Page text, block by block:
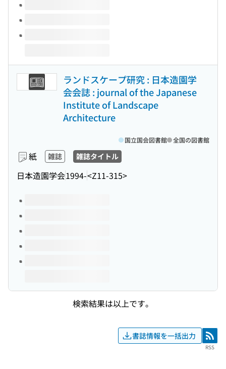
ランドスケープ研究 : 日本造園学
会会誌 : journal of the Japanese
Institute of Landscape
Architecture
紙 雑誌 雑誌タイトル
日本造園学会1994-<Z11-315>
国立国会図書館 全国の図書館
このタイトルの巻号
検索結果は以上です。
書誌情報を一括出力 RSS
RSS